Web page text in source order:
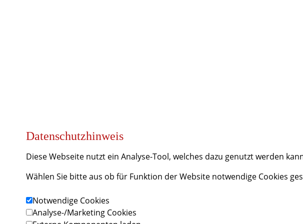
Datenschutzhinweis
Diese Webseite nutzt ein Analyse-Tool, welches dazu genutzt werden
Wählen Sie bitte aus ob für Funktion der Website notwendige Cookies
Notwendige Cookies
Analyse-/Marketing Cookies